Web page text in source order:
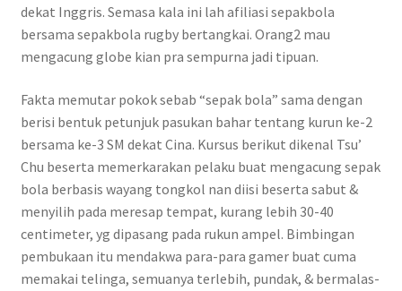
dekat Inggris. Semasa kala ini lah afiliasi sepakbola
bersama sepakbola rugby bertangkai. Orang2 mau
mengacung globe kian pra sempurna jadi tipuan.
Fakta memutar pokok sebab “sepak bola” sama dengan
berisi bentuk petunjuk pasukan bahar tentang kurun ke-2
bersama ke-3 SM dekat Cina. Kursus berikut dikenal Tsu’
Chu beserta memerkarakan pelaku buat mengacung sepak
bola berbasis wayang tongkol nan diisi beserta sabut &
menyilih pada meresap tempat, kurang lebih 30-40
centimeter, yg dipasang pada rukun ampel. Bimbingan
pembukaan itu mendakwa para-para gamer buat cuma
memakai telinga, semuanya terlebih, pundak, & bermalas-